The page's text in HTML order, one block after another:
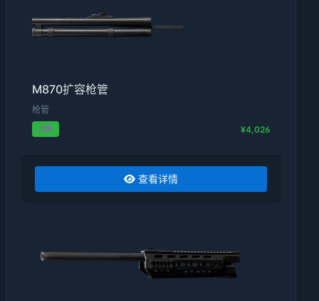
M870扩容枪管
枪管
2级
¥4,026
查看详情